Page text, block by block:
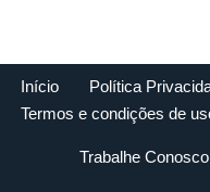
Início Política
Termos e condições de
Trabalhe